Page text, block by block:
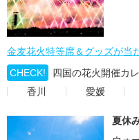
金麦花火特等席＆グッズが当
CHECK!
四国の花火開催カ
香川
愛媛
夏休